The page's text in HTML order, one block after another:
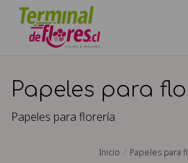
Papeles para
Papeles para florería
Inicio Papeles para